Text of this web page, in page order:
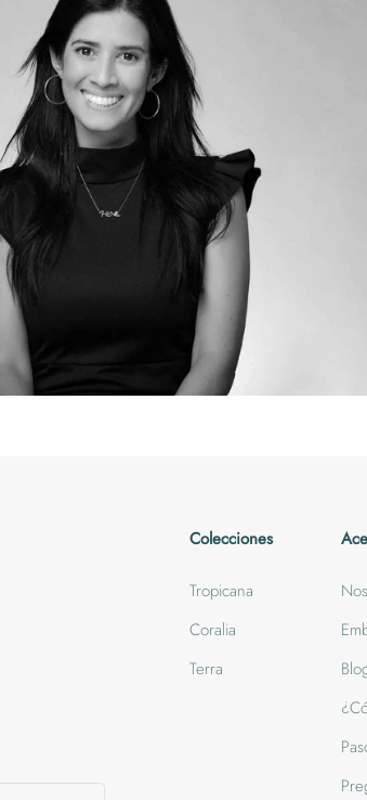
Colecciones
Tropicana
Coralia
Terra